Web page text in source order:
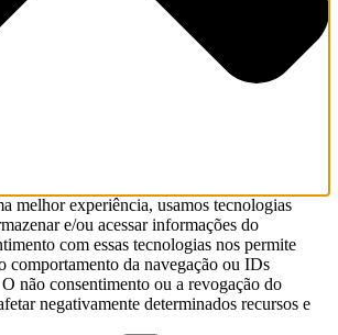
melhor experiência, usamos tecnologias
e/ou acessar informações do
com essas tecnologias nos permite
comportamento da navegação ou IDs
não consentimento ou a revogação do
negativamente determinados recursos e